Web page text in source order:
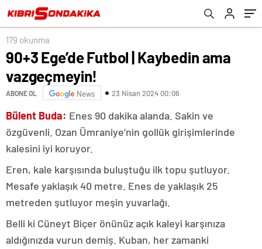
179 okunma
90+3 Ege’de Futbol | Kaybedin ama
vazgeçmeyin!
ABONE OL News 23 Nisan 2024 00:06
Bülent Buda: Enes 90 dakika alanda. Sakin ve
özgüvenli. Ozan Ümraniye’nin gollük girişimlerinde
kalesini iyi koruyor.
Eren, kale karşısında buluştuğu ilk topu şutluyor.
Mesafe yaklaşık 40 metre. Enes de yaklaşık 25
metreden şutluyor meşin yuvarlağı.
Belli ki Cüneyt Biçer önünüz açık kaleyi karşınıza
aldığınızda vurun demiş. Kuban, her zamanki